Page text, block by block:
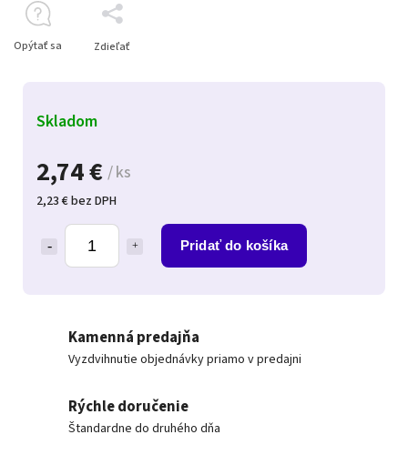
2,74 € / ks
2,23 € bez DPH
Pridať do košíka
Skladom
Opýtať sa Zdieľať
Kamenná predajňa
Vyzdvihnutie objednávky priamo v predajni
Rýchle doručenie
Štandardne do druhého dňa